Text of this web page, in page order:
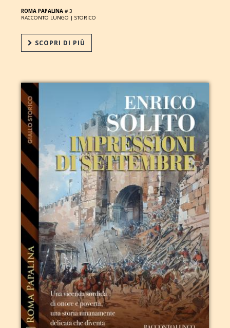
ROMA PAPALINA # 3
RACCONTO LUNGO |STORICO
SCOPRI DI PIÙ